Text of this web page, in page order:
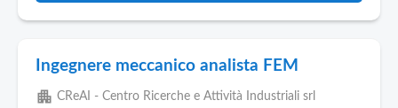
Ingegnere meccanico analista FEM
apartment CReAI - Centro Ricerche e Attività Industriali srl